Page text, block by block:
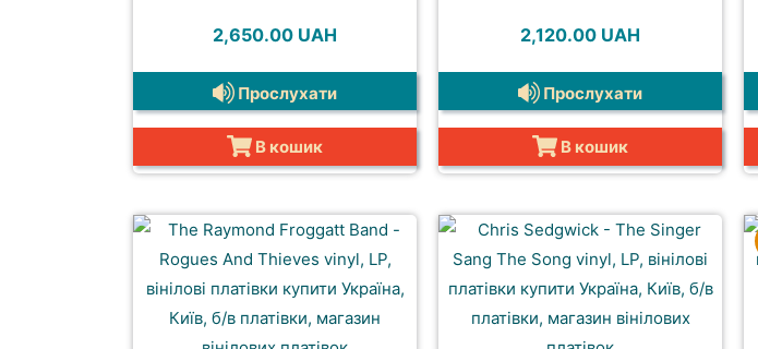
2,650.00 UAH
Прослухати
В кошик
2,120.00 UAH
Прослухати
В кошик